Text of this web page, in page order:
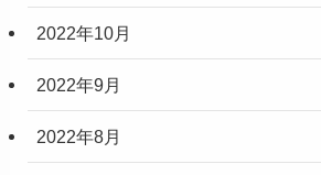
2022年10月
2022年9月
2022年8月